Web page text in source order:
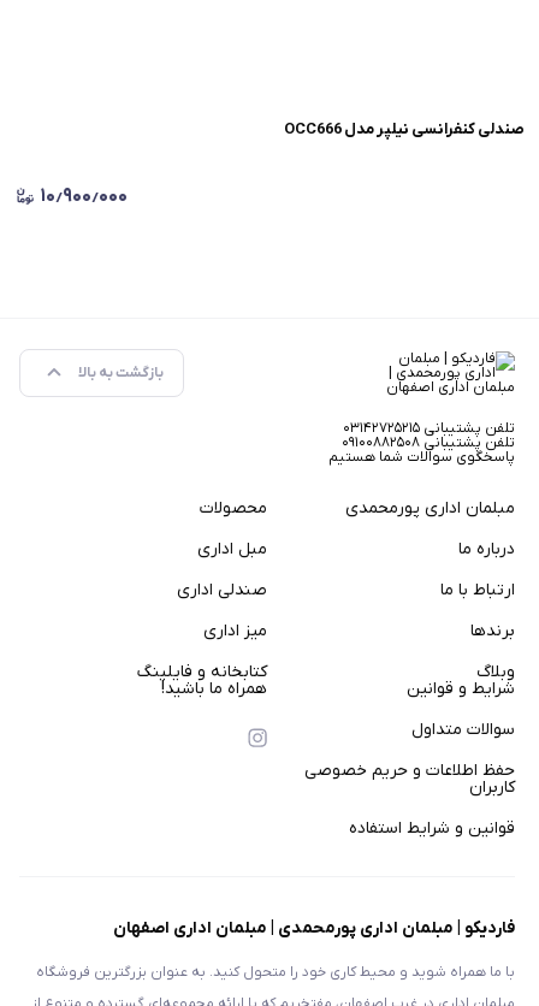
صندلی کنفرانسی نیلپر مدل OCC666
۱۰٫۹۰۰٫۰۰۰
بازگشت به بالا
تلفن پشتیبانی ۰۳۱۴۲۷۲۵۲۱۵
تلفن پشتیبانی ۰۹۱۰۰۸۸۲۵۰۸
پاسخگوی سوالات شما هستیم
مبلمان اداری پورمحمدی
درباره ما
ارتباط با ما
برندها
وبلاگ
محصولات
مبل اداری
صندلی اداری
میز اداری
کتابخانه و فایلینگ
شرایط و قوانین
سوالات متداول
حفظ اطلاعات و حریم خصوصی
کاربران
قوانین و شرایط استفاده
همراه ما باشید!
فاردیکو | مبلمان اداری پورمحمدی | مبلمان اداری اصفهان
با ما همراه شوید و محیط کاری خود را متحول کنید. به عنوان بزرگترین فروشگاه